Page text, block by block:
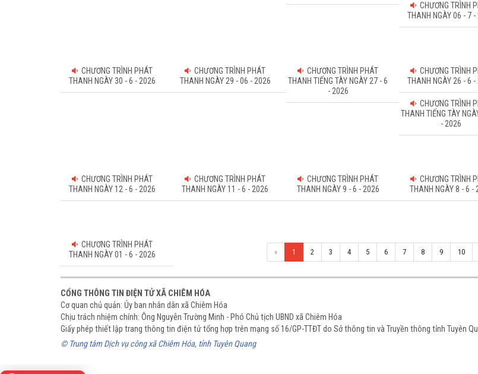
CHƯƠNG TRÌNH
THANH NGÀY 06 - 7 -
CHƯƠNG TRÌNH PHÁT
THANH NGÀY 30 - 6 - 2026
CHƯƠNG TRÌNH PHÁT
THANH NGÀY 29 - 06 - 2026
CHƯƠNG TRÌNH PHÁT
THANH TIẾNG TÀY NGÀY 27 - 6
- 2026
CHƯƠNG TRÌNH
THANH NGÀY 26 - 6 -
CHƯƠNG TRÌNH
THANH TIẾNG TÀY
- 2026
CHƯƠNG TRÌNH PHÁT
THANH NGÀY 12 - 6 - 2026
CHƯƠNG TRÌNH PHÁT
THANH NGÀY 11 - 6 - 2026
CHƯƠNG TRÌNH PHÁT
THANH NGÀY 9 - 6 - 2026
CHƯƠNG TRÌNH
THANH NGÀY 8 - 6 -
CHƯƠNG TRÌNH PHÁT
THANH NGÀY 01 - 6 - 2026
« 1 2 3 4 5 6 7 8 9 10
CỔNG THÔNG TIN ĐIỆN TỬ XÃ CHIÊM HÓA
Cơ quan chủ quản: Ủy ban nhân dân xã Chiêm Hóa
Chịu trách nhiệm chính: Ông Nguyễn Trường Minh - Phó Chủ tịch UBND xã Chiêm Hóa
Giấy phép thiết lập trang thông tin điện tử tổng hợp trên mạng số 16/GP-TTĐT do Sở thông tin và Truyền thông tỉnh Tuyên
© Trung tâm Dịch vụ công xã Chiêm Hóa, tỉnh Tuyên Quang